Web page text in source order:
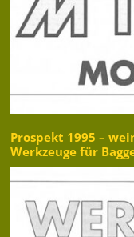
Prospekt 1995 –
Werkzeuge für